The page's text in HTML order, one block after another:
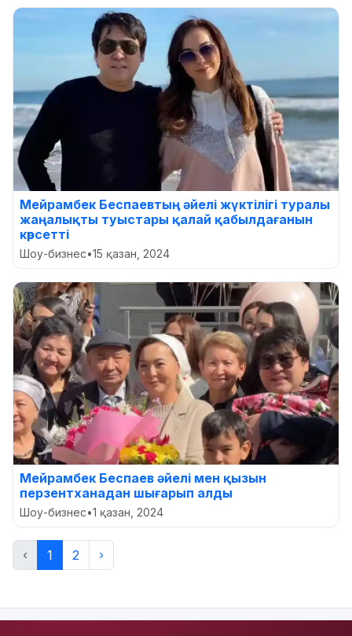
Мейрамбек Беспаевтың әйелі жүктілігі туралы
жаңалықты туыстары қалай қабылдағанын
көрсетті
Шоу-бизнес•15 қазан, 2024
Мейрамбек Беспаев әйелі мен қызын
перзентханадан шығарып алды
Шоу-бизнес•1 қазан, 2024
‹ 1 2 ›